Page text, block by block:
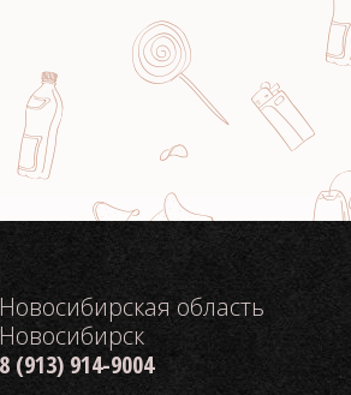
Новосибирская область
Новосибирск
8 (913) 914-9004